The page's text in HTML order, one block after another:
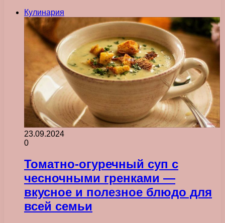
Кулинария
23.09.2024
0
Томатно-огуречный суп с
чесночными гренками —
вкусное и полезное блюдо для
всей семьи